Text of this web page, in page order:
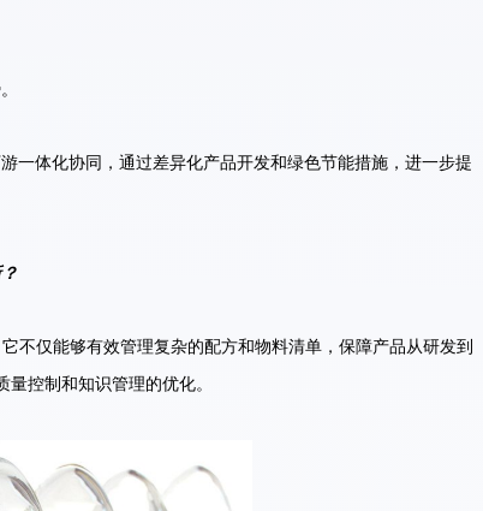
一体化协同，通过差异化产品开发和绿色节能措施，进一步提
不仅能够有效管理复杂的配方和物料清单，保障产品从研发到
控制和知识管理的优化。